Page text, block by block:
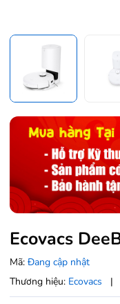
Ecovacs
Mã: Đang cập nhật
Thương hiệu: Ecovacs |